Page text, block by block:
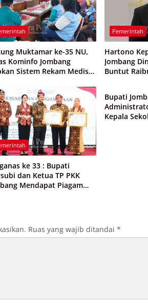
Muktamar ke-35 NU,
Kominfo Jombang
Sistem Rekam Medis
Pemerintah
Hartono
Jombang
Buntut
ke 33 : Bupati
dan Ketua TP PKK
Mendapat Piagam
Pemerintah
Bupati
Kepala
Ruas yang wajib ditandai *